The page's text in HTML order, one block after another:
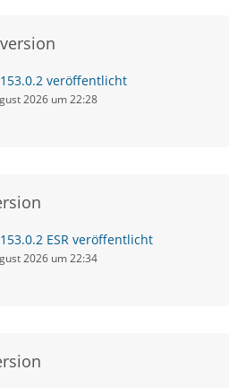
veröffentlicht
2026 um 22:28
ESR veröffentlicht
2026 um 22:34